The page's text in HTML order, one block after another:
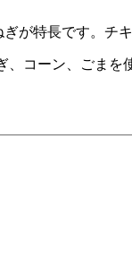
が特長です。チ
、コーン、ごまを